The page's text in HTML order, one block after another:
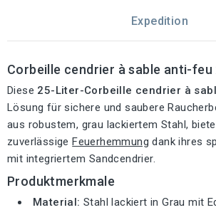
Expedition
Corbeille cendrier à sable anti-
Diese 25-Liter-Corbeille cendrier à
Lösung für sichere und saubere
aus robustem, grau lackiertem Stahl,
zuverlässige Feuerhemmung dank ihres
mit integriertem Sandcendrier.
Produktmerkmale
Material: Stahl lackiert in Grau mit